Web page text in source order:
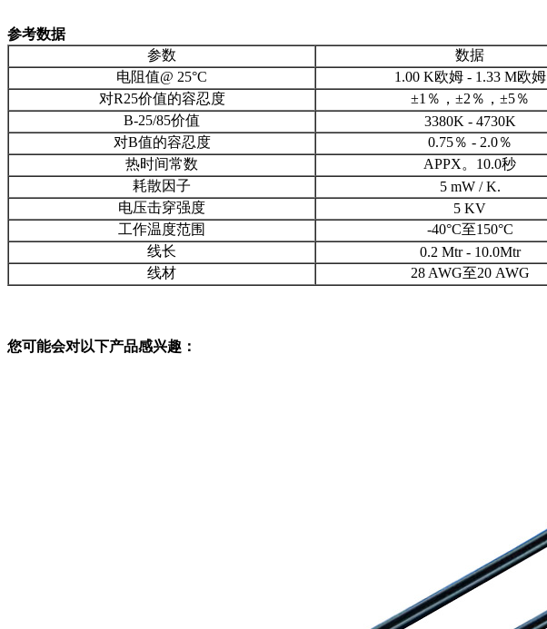
参考数据
参数
数据
电阻值@ 25°C
1.00 K欧姆 - 1.33 M欧姆
对R25价值的容忍度
±1％，±2％，±5％
B-25/85价值
3380K - 4730K
对B值的容忍度
0.75％ - 2.0％
热时间常数
APPX。10.0秒
耗散因子
5 mW / K.
电压击穿强度
5 KV
工作温度范围
-40°C至150°C
线长
0.2 Mtr - 10.0Mtr
线材
28 AWG至20 AWG
您可能会对以下产品感兴趣：